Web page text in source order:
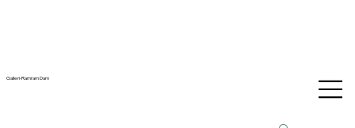
Galleri-Ramram Dam